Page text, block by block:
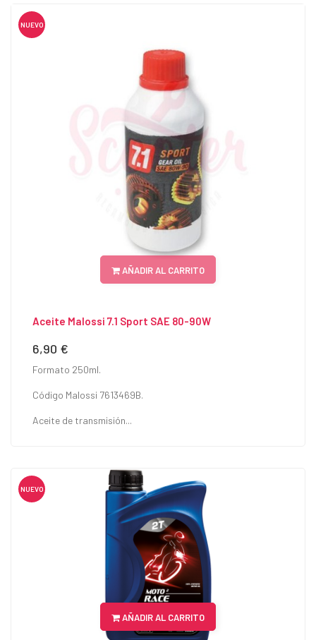
NUEVO
AÑADIR AL CARRITO
Aceite Malossi 7.1 Sport SAE 80-90W
Precio
6,90 €
Formato 250ml.
Código Malossi 7613469B.
Aceite de transmisión...
NUEVO
AÑADIR AL CARRITO